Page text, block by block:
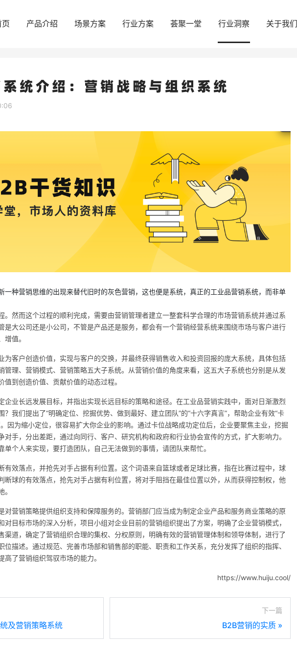
页 产品介绍 场景方案 行业方案 荟聚一堂 行业洞察 关于我们
统介绍：营销战略与组织系统
一种营销思维的出现来替代旧时的灰色营销，这也便是系统，真正的工业品营销系统，而非单
。然而这个过程的顺利完成，需要由营销管理者建立一整套科学合理的市场营销系统并通过系
是大公司还是小公司，不管是产品还是服务，都会有一个营销经营系统来围绕市场与客户进行
值。
为客户创造价值，实现与客户的交换，并最终获得销售收入和投资回报的庞大系统，具体包括
管理、营销模式、营销策略五大子系统。从营销价值的角度来看，这五大子系统也分别是从发
到创造价值、贡献价值的动态过程。
企业长远发展目标，并指出实现长远目标的策略和途径。在工业品营销实践中，面对日渐激烈
？我们提出了“明确定位、挖掘优势、做到最好、建立团队”的“十六字真言”，帮助企业有效“卡
因为缩小定位，很容易扩大你企业的影响。通过卡位战略成功定位后，企业要聚焦主业，挖掘
对手，分出差距，通过向同行、客户、研究机构和政府和行业协会宣传的方式，扩大影响力。
单个人来实现，要打造团队，自己无法做到的事情，请团队来帮忙。
有效落点，并抢先对手占据有利位置。这个词语来自篮球或者足球比赛，指在比赛过程中，球
断球的有效落点，抢先对手占据有利位置，将对手阻挡在最佳位置以外，从而获得控制权，他
对营销策略提供组织支持和保障服务的。营销部门应当成为制定企业产品和服务商业策略的原
对目标市场的深入分析，项目小组对企业目前的营销组织提出了方案，明确了企业营销模式，
渠道，确定了营销组织合理的集权、分权原则，明确有效的营销管理体制和领导体制，进行了
位描述。通过规范、完善市场部和销售部的职能、职责和工作关系，充分发挥了组织的指挥、
了营销组织驾驭市场的能力。
https://www.huiju.cool/
及营销策略系统
下一篇
B2B营销的实质»